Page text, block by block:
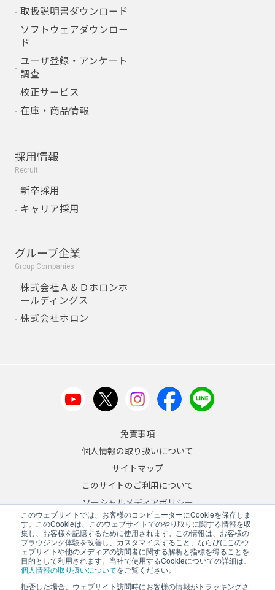
このウェブサイトでは、お客様のコンピューターにCookieを保存しま
す。このCookieは、このウェブサイトでのやり取りに関する情報を収
集し、お客様を記憶するために使用されます。この情報は、お客様の
ブラウジング体験を改善し、カスタマイズすること、ならびにこのウ
ェブサイトや他のメディアの訪問者に関する解析と指標を得ることを
目的として利用されます。当社で使用するCookieについての詳細は、
個人情報の取り扱いについてをご覧ください。
拒否した場合、ウェブサイト訪問時にお客様の情報がトラッキングさ
取扱説明書ダウンロード
ソフトウェアダウンロー
ド
ユーザ登録・アンケート
調査
校正サービス
在庫・商品情報
採用情報
Recruit
新卒採用
キャリア採用
グループ企業
Group Companies
株式会社Ａ＆Ｄホロンホ
ールディングス
株式会社ホロン
免責事項
個人情報の取り扱いについて
サイトマップ
このサイトのご利用について
ソーシャルメディアポリシー
反社会的勢力への対応について
JA/EN
Copyright © 2026 A&D Company, Limited